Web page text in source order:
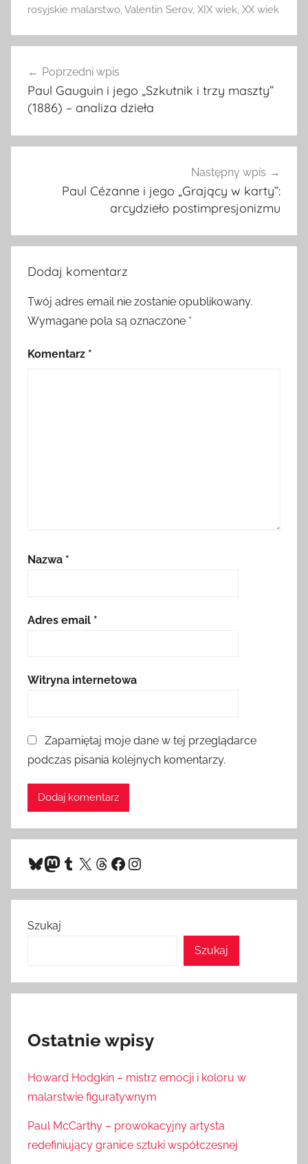
rosyjskie malarstwo,Valentin Serov, XIX wiek, XX wiek
wpisu
Poprzedni wpis
Paul Gauguin i jego „Szkutnik i trzy maszty”
(1886) – analiza dzieła
Następny wpis
Paul Cézanne i jego „Grający w karty”:
arcydzieło postimpresjonizmu
Dodaj komentarz
Twój adres email nie zostanie opublikowany.
Wymagane pola są oznaczone *
Komentarz *
Nazwa *
Adres email *
Witryna internetowa
Zapamiętaj moje dane w tej przeglądarce
podczas pisania kolejnych komentarzy.
Bluesky
Mastodon
Tumblr
X Threads
Facebook
Instagram
Szukaj
Szukaj
Ostatnie wpisy
Howard Hodgkin – mistrz emocji i koloru w
malarstwie figuratywnym
Paul McCarthy – prowokacyjny artysta
redefiniujący granice sztuki współczesnej